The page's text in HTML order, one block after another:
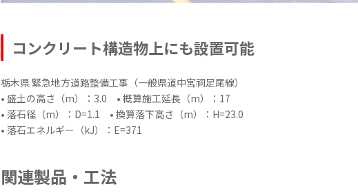
コンクリート構造物上にも設置可能
栃木県 緊急地方道路整備工事（一般県道中宮祠足尾線）
• 盛土の高さ（m）：3.0 • 概算施工延長（m）：17
• 落石径（m）：D=1.1 • 換算落下高さ（m）：H=23.0
• 落石エネルギー（kJ）：E=371
関連製品・工法